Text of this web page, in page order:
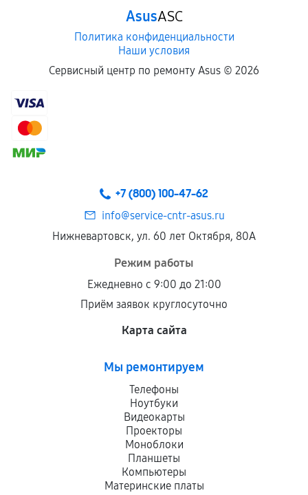
AsusASC
Политика конфиденциальности
Наши условия
Сервисный центр по ремонту Asus © 2026
+7 (800) 100-47-62
info@service-cntr-asus.ru
Нижневартовск, ул. 60 лет Октября, 80А
Режим работы
Ежедневно с 9:00 до 21:00
Приём заявок круглосуточно
Карта сайта
Мы ремонтируем
Телефоны
Ноутбуки
Видеокарты
Проекторы
Моноблоки
Планшеты
Компьютеры
Материнские платы